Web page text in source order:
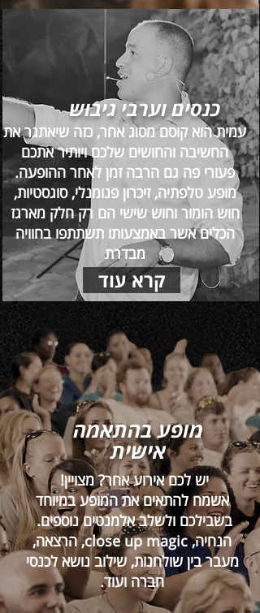
כנסים וערבי גיבוש
עמית הוא קוסם מסוג אחר, כזה שיאתגר את
החשיבה והחושים שלכם ויותיר אתכם
פעורי פה גם הרבה זמן לאחר ההופעה.
מופע טלפתיה, זיכרון פנומנלי, סוגסטיות,
חוש הומור וחוש שישי הם רק חלק מארגז
הכלים אשר באמצעותו תשתתפו בחוויה
מבדרת
,
קרא עוד
יש לכם אירוע אחר? מצויין!
אשמח להתאים את המופע במיוחד
בשבילכם ולשלב אלמנטים נוספים.
הנחיה, close up magic, הרצאה,
מעבר בין שולחנות, שילוב נושא לכנסי
חברה ועוד.
מופע בהתאמה
אישית